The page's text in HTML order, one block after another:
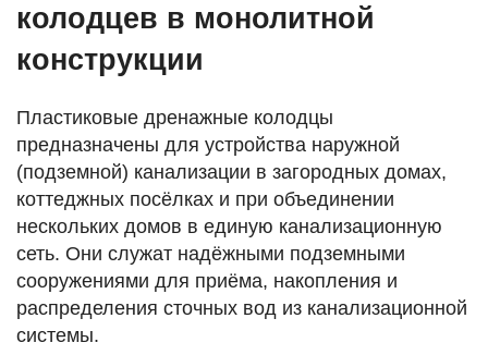
колодцев в монолитной
конструкции
Пластиковые дренажные колодцы
предназначены для устройства наружной
(подземной) канализации в загородных домах,
коттеджных посёлках и при объединении
нескольких домов в единую канализационную
сеть. Они служат надёжными подземными
сооружениями для приёма, накопления и
распределения сточных вод из канализационной
системы.